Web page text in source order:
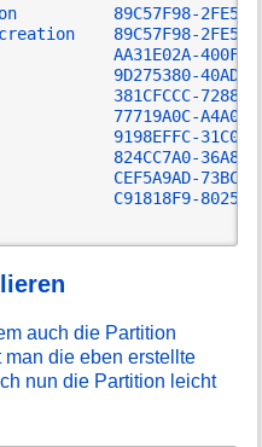
89C57F98-2FE5-
89C57F98-2FE5-
AA31E02A-400F-
9D275380-40AD-
381CFCCC-7288-
77719A0C-A4A0-
9198EFFC-31C0-
824CC7A0-36A8-
CEF5A9AD-73BC-
C91818F9-8025-
auch die Partition
die eben erstellte
nun die Partition leicht